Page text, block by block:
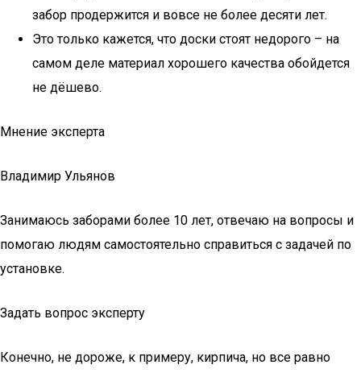
забор продержится и вовсе не более десяти лет.
Это только кажется, что доски стоят недорого – на
самом деле материал хорошего качества обойдется
не дёшево.
Мнение эксперта
Владимир Ульянов
Занимаюсь заборами более 10 лет, отвечаю на вопросы и
помогаю людям самостоятельно справиться с задачей по
установке.
Задать вопрос эксперту
Конечно, не дороже, к примеру, кирпича, но все равно